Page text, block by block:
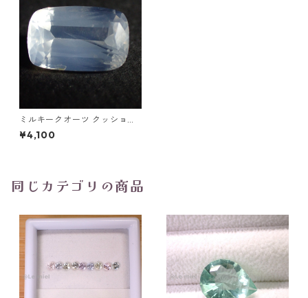
ミルキークオーツ クッション
カットルース 6.9ct 14.7mm*
9.5mm*7.0mm
¥4,100
同じカテゴリの商品